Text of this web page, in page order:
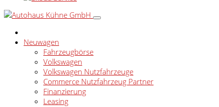
Neuwagen
Fahrzeugbörse
Volkswagen
Volkswagen Nutzfahrzeuge
Commerce Nutzfahrzeug Partner
Finanzierung
Leasing